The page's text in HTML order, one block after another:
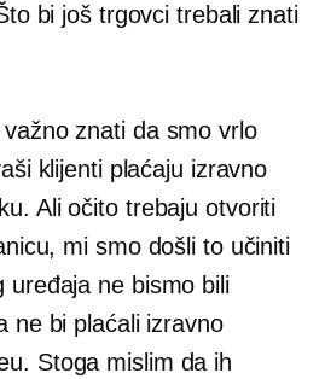
bi još trgovci trebali znati
znati da smo vrlo
klijenti plaćaju izravno
Ali očito trebaju otvoriti
mi smo došli to učiniti
uređaja ne bismo bili
ne bi plaćali izravno
Stoga mislim da ih